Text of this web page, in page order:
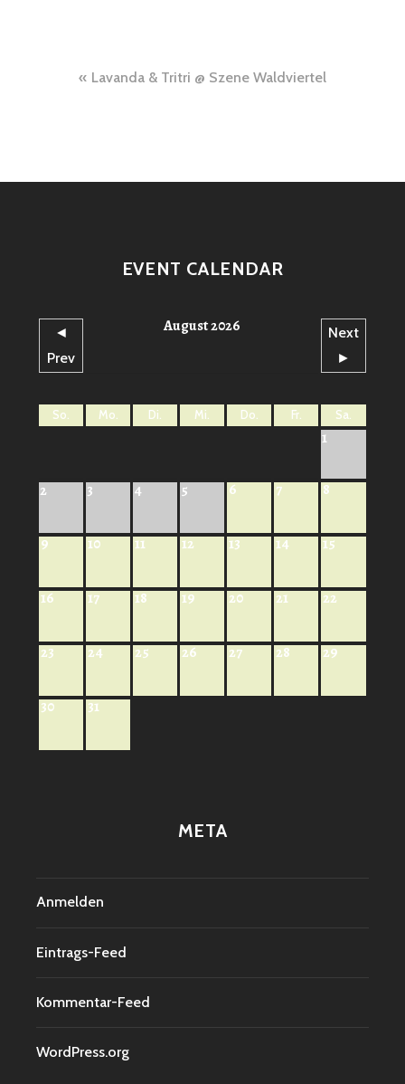
Beitragsnavigation
Lavanda & Tritri @ Szene Waldviertel
EVENT CALENDAR
◄
Prev
August 2026
Next
►
So. Mo. Di. Mi. Do. Fr. Sa.
1
2 3 4 5 6 7 8
9 10 11 12 13 14 15
16 17 18 19 20 21 22
23 24 25 26 27 28 29
30 31
META
Anmelden
Eintrags-Feed
Kommentar-Feed
WordPress.org